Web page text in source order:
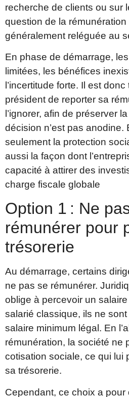
recherche de clients ou sur
question de la
généralement reléguée au
En phase de démarrage,
limitées, les bénéfices
l’incertitude forte. Il est
président de reporter sa
l’ignorer, afin de préserver
décision n’est pas anodine.
seulement la protection
aussi la façon dont
capacité à attirer des
charge fiscale globale
Option 1 : Ne
rémunérer pour
trésorerie
Au démarrage, certains
ne pas se rémunérer.
oblige à percevoir un
salarié classique, ils ne
salaire minimum légal. En
rémunération, la société ne
cotisation sociale, ce qui lui
sa trésorerie.
Cependant, ce choix a